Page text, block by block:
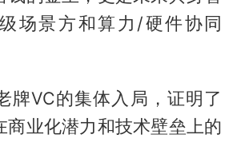
场景方和算力/硬件协同
牌VC的集体入局，证明了
商业化潜力和技术壁垒上的